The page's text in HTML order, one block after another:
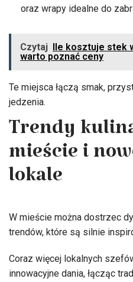
oraz wrapy idealne do
Czytaj Ile kosztuje stek
warto poznać ceny
Te miejsca łączą smak,
jedzenia.
Trendy
mieście i
lokale
W mieście można dostrzec
trendów, które są silnie
Coraz więcej lokalnych
innowacyjne dania, łącząc